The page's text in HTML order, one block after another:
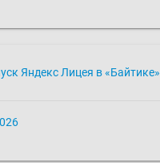
Яндекс Лицея в «Байтике»